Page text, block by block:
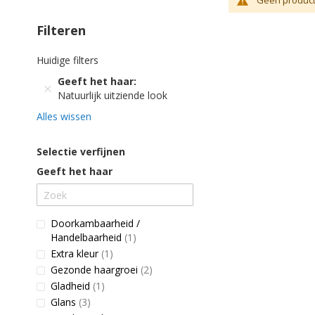
Filteren
Huidige filters
Geeft het haar
Natuurlijk uitziende look
Alles wissen
Selectie verfijnen
Geeft het haar
Doorkambaarheid /
Handelbaarheid 1 product
Extra kleur 1 product
Gezonde haargroei 2producten
Gladheid 1 product
Glans 3producten